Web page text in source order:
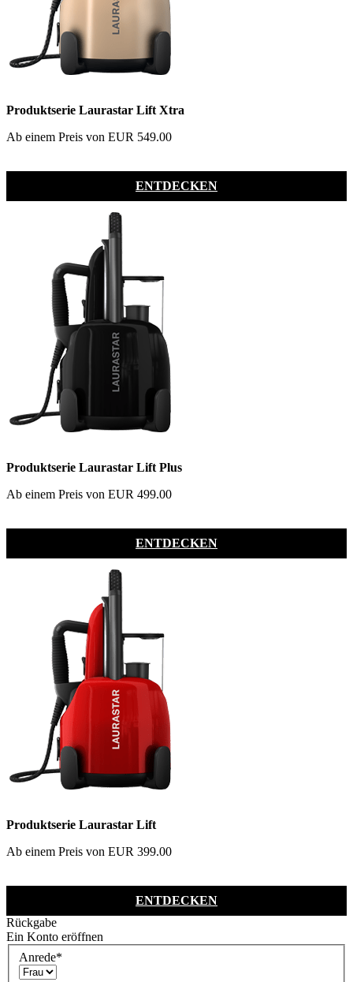
Produktserie Laurastar Lift Xtra
Ab einem Preis von EUR 549.00
ENTDECKEN
Produktserie Laurastar Lift Plus
Ab einem Preis von EUR 499.00
ENTDECKEN
Produktserie Laurastar Lift
Ab einem Preis von EUR 399.00
ENTDECKEN
Rückgabe
Ein Konto eröffnen
Anrede*